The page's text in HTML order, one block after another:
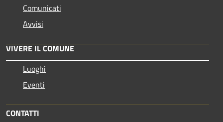
Comunicati
Avvisi
VIVERE IL COMUNE
Luoghi
Eventi
CONTATTI